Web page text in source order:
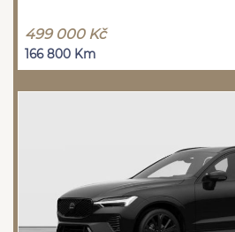
499 000 Kč
166 800 Km